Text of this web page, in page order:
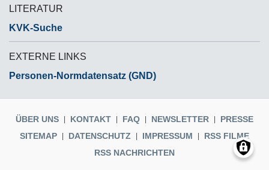
LITERATUR
KVK-Suche
EXTERNE LINKS
Personen-Normdatensatz (GND)
ÜBER UNS KONTAKT FAQ NEWSLETTER
PRESSE
SITEMAP
DATENSCHUTZ IMPRESSUM
RSS FILME
RSS NACHRICHTEN